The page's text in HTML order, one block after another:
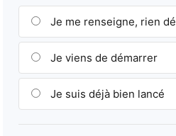
Je me renseigne, rien
Je viens de démarrer
Je suis déjà bien lancé